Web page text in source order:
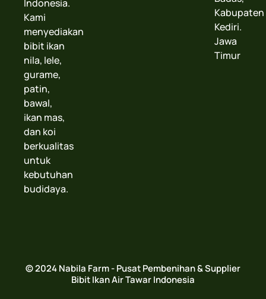
Indonesia.
Kami
menyediakan
bibit ikan
nila, lele,
gurame,
patin,
bawal,
ikan mas,
dan koi
berkualitas
untuk
kebutuhan
budidaya.
Kabupaten
Kediri.
Jawa
Timur
© 2024 Nabila Farm - Pusat Pembenihan & Supplier
Bibit Ikan Air Tawar Indonesia